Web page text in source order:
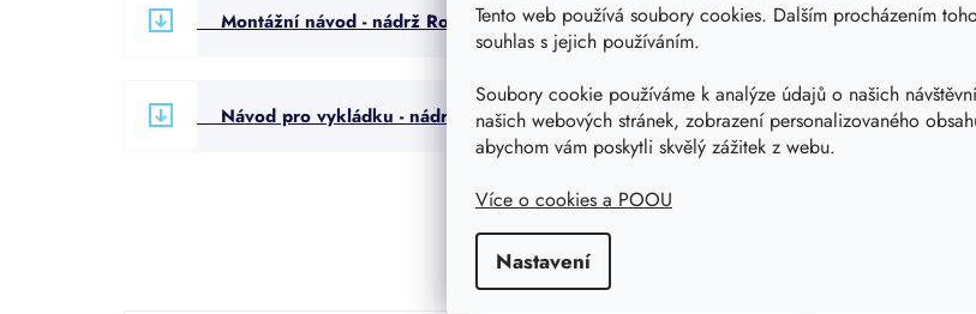
Tento web používá soubory cookies. Dalším procházením
souhlas s jejich používáním.
Soubory cookie používáme k analýze údajů o našich
našich webových stránek, zobrazení personalizovaného
abychom vám poskytli skvělý zážitek z webu.
Více o cookies a POOU
Nastavení
Montážní návod - nádrž RoDrink
Návod pro vykládku - nádrž RoDrink